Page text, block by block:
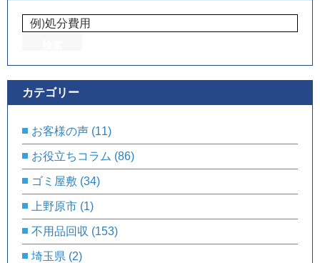
カテゴリー
お客様の声 (11)
お役立ちコラム (86)
ゴミ屋敷 (34)
上野原市 (1)
不用品回収 (153)
埼玉県 (2)